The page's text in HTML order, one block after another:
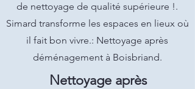
de nettoyage de qualité supérieure !.
Simard transforme les espaces en lieux où
il fait bon vivre.: Nettoyage après
déménagement à Boisbriand.
Nettoyage après